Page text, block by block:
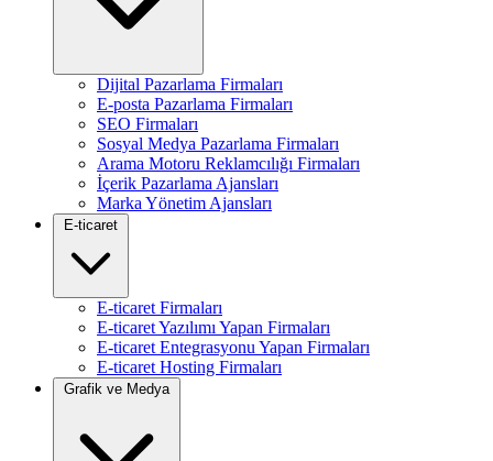
Dijital Pazarlama Firmaları
E-posta Pazarlama Firmaları
SEO Firmaları
Sosyal Medya Pazarlama Firmaları
Arama Motoru Reklamcılığı Firmaları
İçerik Pazarlama Ajansları
Marka Yönetim Ajansları
E-ticaret
E-ticaret Firmaları
E-ticaret Yazılımı Yapan Firmaları
E-ticaret Entegrasyonu Yapan Firmaları
E-ticaret Hosting Firmaları
Grafik ve Medya